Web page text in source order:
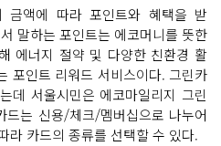
금액에 따라 포인트와 혜택을 받
말하는 포인트는 에코머니를 뜻한
에너지 절약 및 다양한 친환경 활
포인트 리워드 서비스이다. 그린카
데 서울시민은 에코마일리지 그린
는 신용/체크/멤버십으로 나누어
라 카드의 종류를 선택할 수 있다.